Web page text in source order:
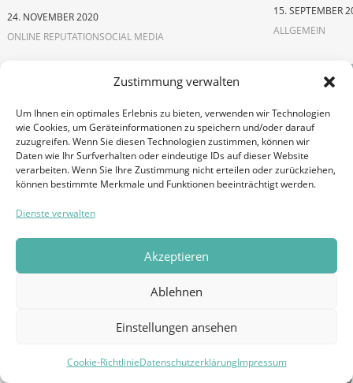
Zustimmung verwalten
Um Ihnen ein optimales Erlebnis zu bieten, verwenden wir Technologien
wie Cookies, um Geräteinformationen zu speichern und/oder darauf
zuzugreifen. Wenn Sie diesen Technologien zustimmen, können wir
Daten wie Ihr Surfverhalten oder eindeutige IDs auf dieser Website
verarbeiten. Wenn Sie Ihre Zustimmung nicht erteilen oder zurückziehen,
können bestimmte Merkmale und Funktionen beeinträchtigt werden.
Dienste verwalten
Akzeptieren
Ablehnen
Einstellungen ansehen
Cookie-RichtlinieDatenschutzerklärungImpressum
GEO-Whitepaper!
24. NOVEMBER 2020
ONLINE REPUTATIONSOCIAL MEDIA
15. SEPTEMBER
ALLGEMEIN
Was sind Google Penalties
und wie gehe ich damit um?
20. AUGUST 2019